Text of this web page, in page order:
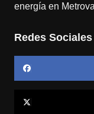
energía en
Redes Sociales